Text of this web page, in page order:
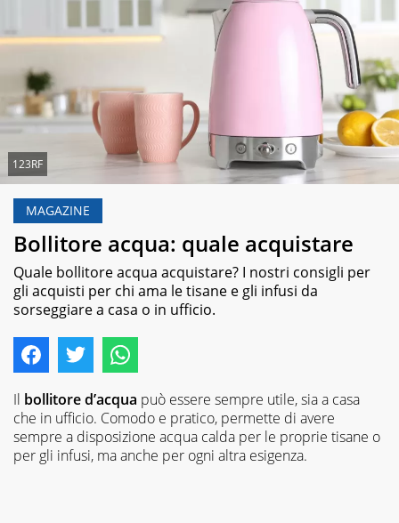
123RF
MAGAZINE
Bollitore acqua: quale acquistare
Quale bollitore acqua acquistare? I nostri consigli per
gli acquisti per chi ama le tisane e gli infusi da
sorseggiare a casa o in ufficio.
Il bollitore d’acqua può essere sempre utile, sia a casa
che in ufficio. Comodo e pratico, permette di avere
sempre a disposizione acqua calda per le proprie tisane o
per gli infusi, ma anche per ogni altra esigenza.